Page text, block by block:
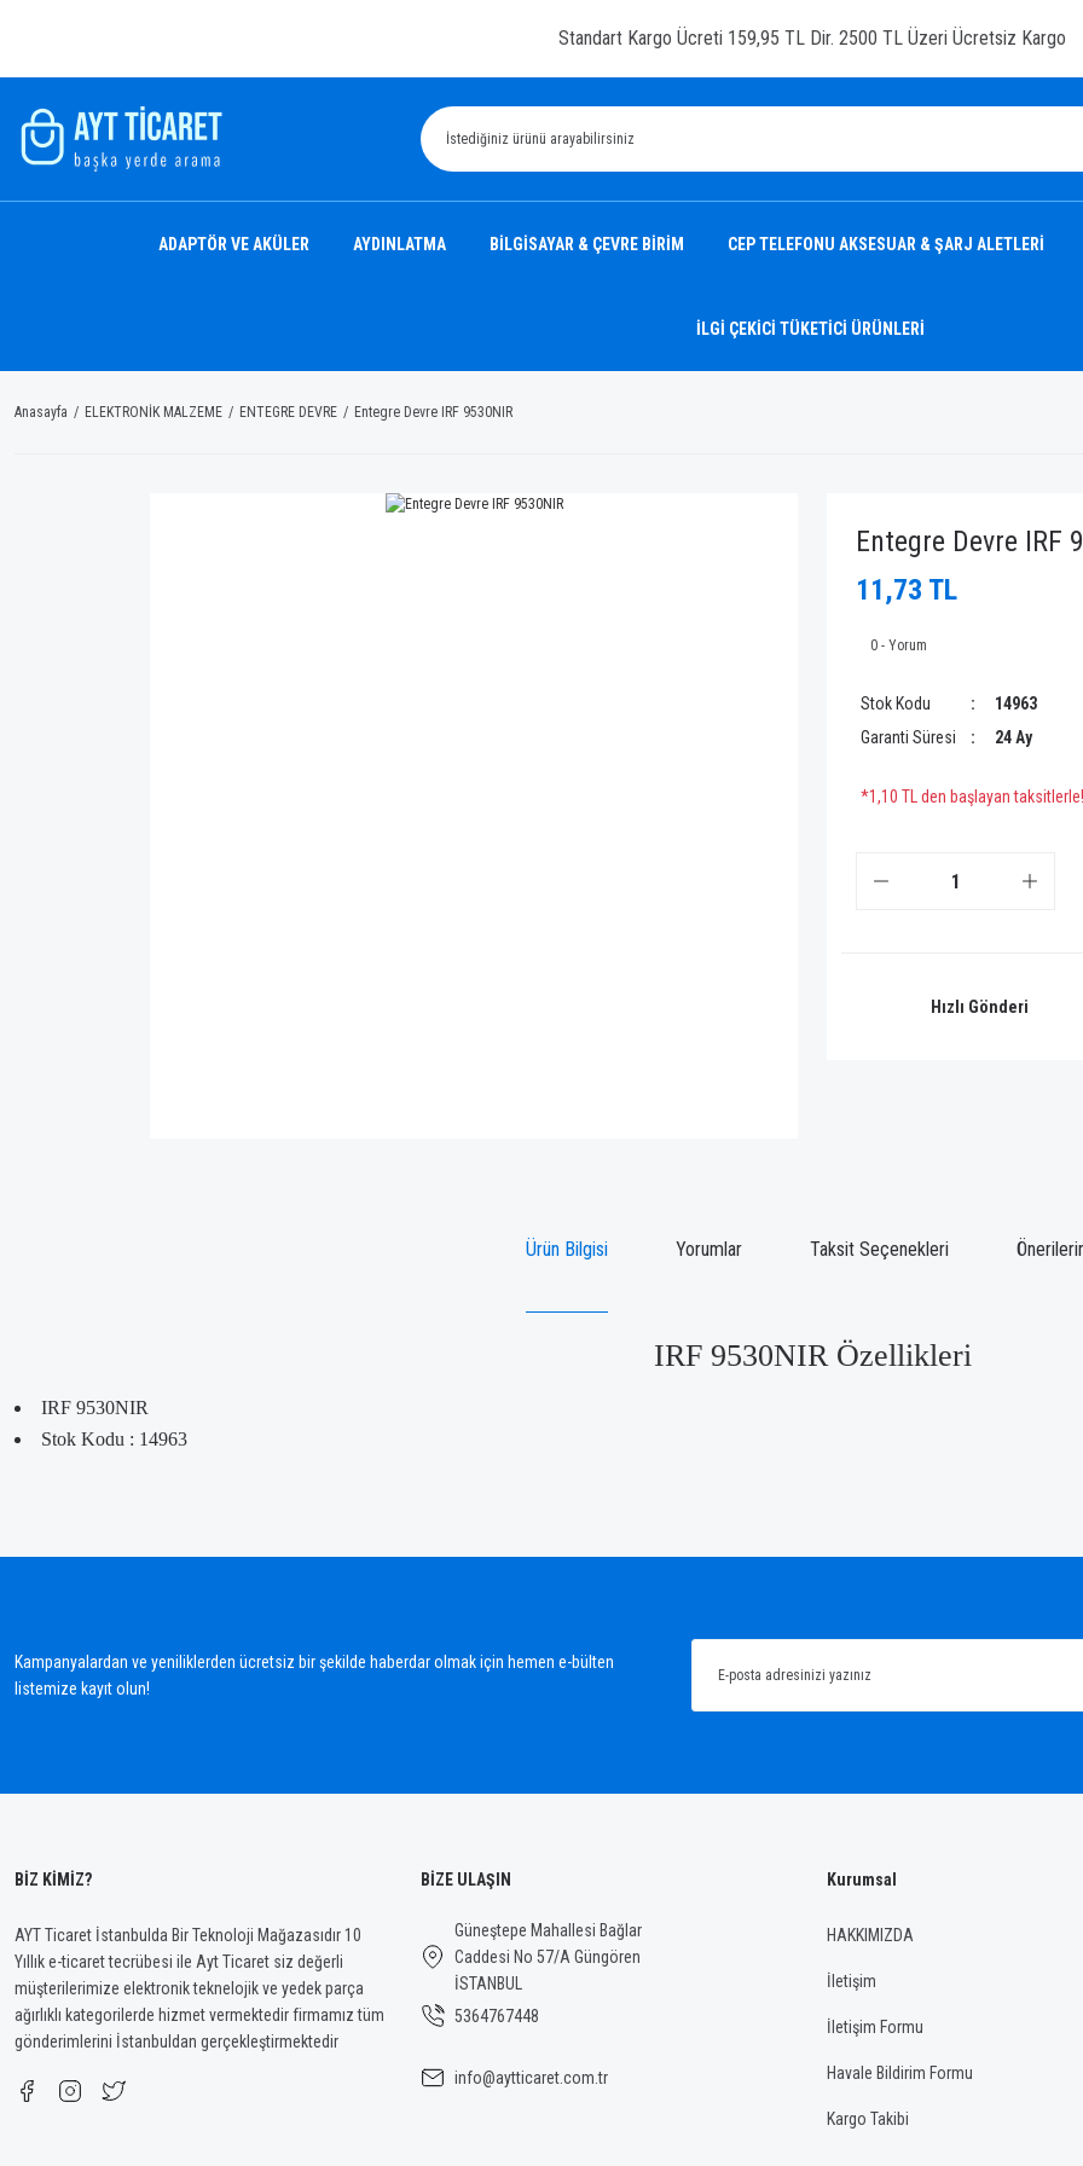
Standart Kargo Ücreti 159,95 TL Dir. 2500 TL Üzeri Ücretsiz Kargo
ADAPTÖR VE AKÜLER AYDINLATMA BİLGİSAYAR & ÇEVRE BİRİM CEP TELEFONU AKSESUAR & ŞARJ ALETLERİ
İLGİ ÇEKİCİ TÜKETİCİ ÜRÜNLERİ
Anasayfa ELEKTRONİK MALZEME ENTEGRE DEVRE Entegre Devre IRF 9530NIR
Entegre Devre IRF
11,73 TL
0 - Yorum
Stok Kodu
14963
Garanti Süresi
24 Ay
*1,10 TL den başlayan taksitlerle!
Hızlı Gönderi
Ürün Bilgisi Yorumlar Taksit Seçenekleri
IRF 9530NIR Özellikleri
IRF 9530NIR
Stok Kodu : 14963
Bu ürüne ilk yorumu siz yapın!
Ürün bilgilerinde hatalar bulunuyor.
Ürün fiyatı diğer sitelerden daha pahalı.
Kampanyalardan ve yeniliklerden ücretsiz bir şekilde haberdar olmak için hemen e-bülten
listemize kayıt olun!
BİZ KİMİZ?
AYT Ticaret İstanbulda Bir Teknoloji Mağazasıdır 10
Yıllık e-ticaret tecrübesi ile Ayt Ticaret siz değerli
müşterilerimize elektronik teknelojik ve yedek parça
ağırlıklı kategorilerde hizmet vermektedir firmamız tüm
gönderimlerini İstanbuldan gerçekleştirmektedir
BİZE ULAŞIN
Güneştepe Mahallesi Bağlar
Caddesi No 57/A Güngören
İSTANBUL
5364767448
info@aytticaret.com.tr
Kurumsal
HAKKIMIZDA
İletişim
İletişim Formu
Havale Bildirim Formu
Kargo Takibi